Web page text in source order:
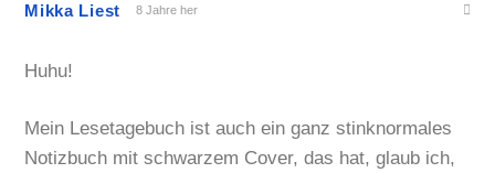
Mikka Liest 8 Jahre her
Huhu!
Mein Lesetagebuch ist auch ein ganz stinknormales
Notizbuch mit schwarzem Cover, das hat, glaub ich,